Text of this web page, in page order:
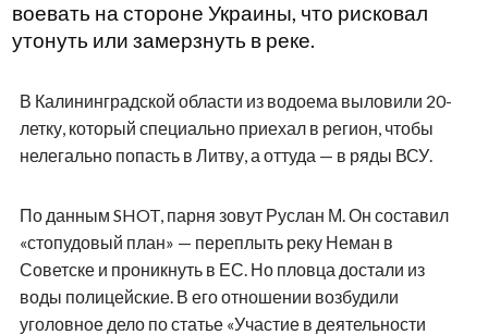
воевать на стороне Украины, что рисковал
утонуть или замерзнуть в реке.
В Калининградской области из водоема выловили 20-
летку, который специально приехал в регион, чтобы
нелегально попасть в Литву, а оттуда — в ряды ВСУ.
По данным SHOT, парня зовут Руслан М. Он составил
«стопудовый план» — переплыть реку Неман в
Советске и проникнуть в ЕС. Но пловца достали из
воды полицейские. В его отношении возбудили
уголовное дело по статье «Участие в деятельности